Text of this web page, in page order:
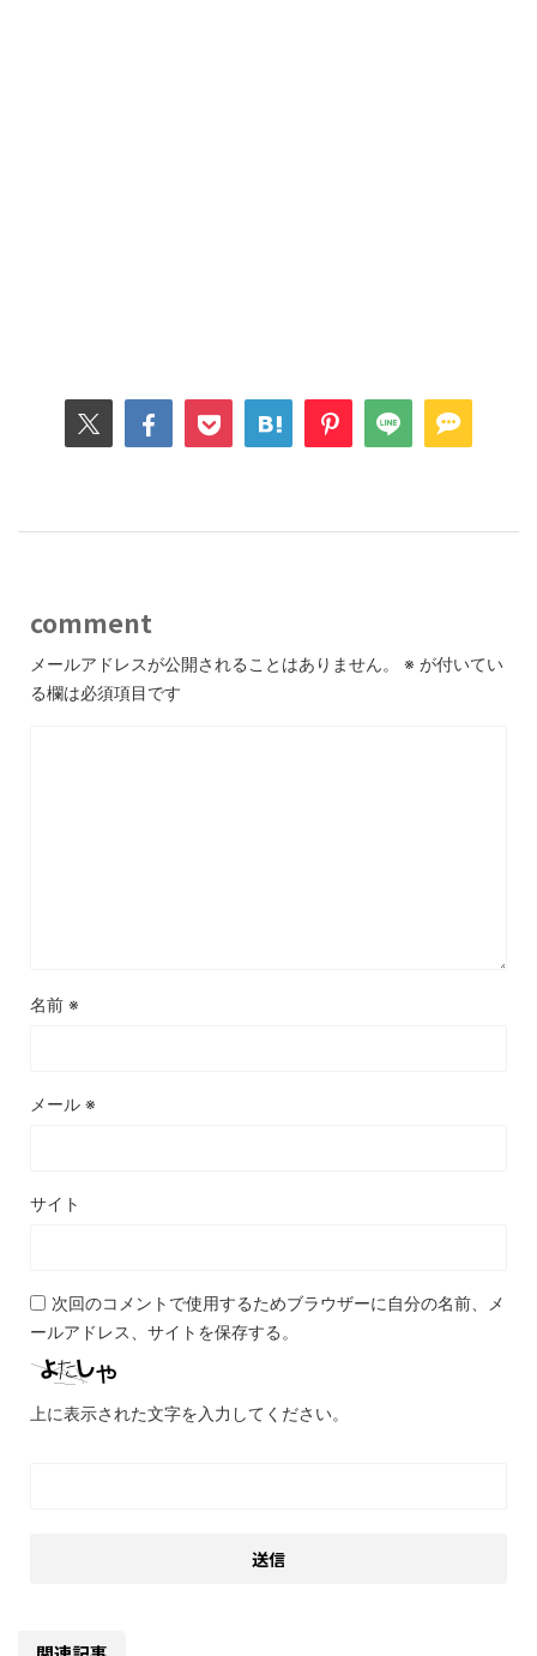
comment
メールアドレスが公開されることはありません。 ※ が付いてい
る欄は必須項目です
名前 ※
メール ※
サイト
次回のコメントで使用するためブラウザーに自分の名前、メ
ールアドレス、サイトを保存する。
上に表示された文字を入力してください。